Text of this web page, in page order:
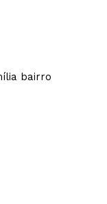
bairro